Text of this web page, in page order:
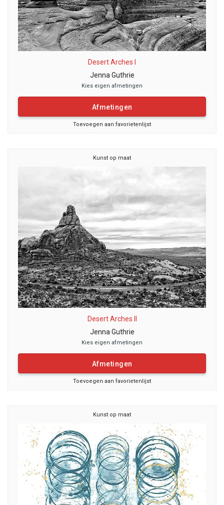
Desert Arches I
Jenna Guthrie
Kies eigen afmetingen
Afmetingen
Toevoegen aan favorietenlijst
Kunst op maat
Desert Arches II
Jenna Guthrie
Kies eigen afmetingen
Afmetingen
Toevoegen aan favorietenlijst
Kunst op maat